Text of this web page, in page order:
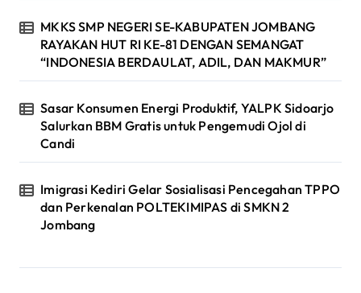
MKKS SMP NEGERI SE-KABUPATEN JOMBANG
RAYAKAN HUT RI KE-81 DENGAN SEMANGAT
“INDONESIA BERDAULAT, ADIL, DAN MAKMUR”
Sasar Konsumen Energi Produktif, YALPK Sidoarjo
Salurkan BBM Gratis untuk Pengemudi Ojol di
Candi
Imigrasi Kediri Gelar Sosialisasi Pencegahan TPPO
dan Perkenalan POLTEKIMIPAS di SMKN 2
Jombang